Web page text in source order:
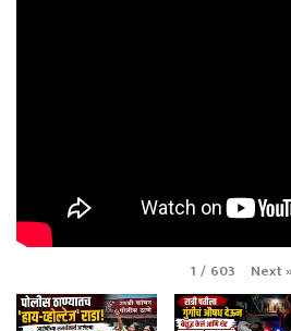
1 / 603 Next»